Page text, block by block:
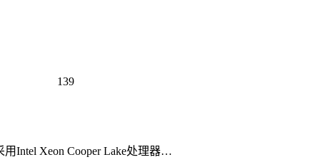
139
Intel Xeon Cooper Lake处理器…